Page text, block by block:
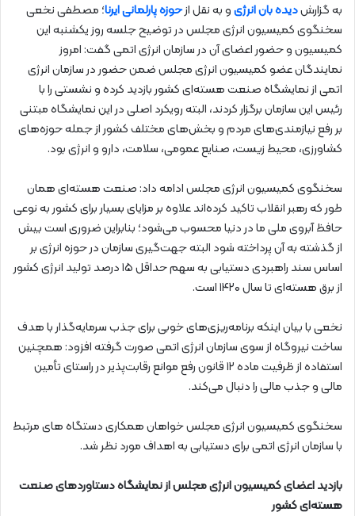
به گزارشدیده بان انرژیو به نقل ازحوزه پارلمانی ایرنا؛ مصطفی نخعی
سخنگوی کمیسیون انرژی مجلس در توضیح جلسه روز یکشنبه این
کمیسیون و حضور اعضای آن در سازمان انرژی اتمی گفت: امروز
نمایندگان عضو کمیسیون انرژی مجلس ضمن حضور در سازمان انرژی
اتمی از نمایشگاه صنعت هسته‌ای کشور بازدید کرده و نشستی را با
رئیس این سازمان برگزار کردند، البته رویکرد اصلی در این نمایشگاه مبتنی
بر رفع نیازمندی‌های مردم و بخش‌های مختلف کشور از جمله حوزه‌های
کشاورزی، محیط زیست، صنایع عمومی، سلامت، دارو و انرژی بود.
سخنگوی کمیسیون انرژی مجلس ادامه داد: صنعت هسته‌ای همان
طور که رهبر انقلاب تاکید کرده‌اند علاوه بر مزایای بسیار برای کشور به نوعی
حافظ آبروی ملی ما در دنیا محسوب می‌شود؛ بنابراین ضروری است بیش
از گذشته به آن پرداخته شود البته جهت‌گیری سازمان در حوزه انرژی بر
اساس سند راهبردی دستیابی به سهم حداقل ۱۵ درصد تولید انرژی کشور
از برق هسته‌ای تا سال ۱۴۲۰ است.
نخعی با بیان اینکه برنامه‌ریزی‌های خوبی برای جذب سرمایه‌گذار با هدف
ساخت نیروگاه از سوی سازمان انرژی اتمی صورت گرفته افزود: همچنین
استفاده از ظرفیت ماده ۱۲ قانون رفع موانع رقابت‌پذیر در راستای تأمین
مالی و جذب مالی را دنبال می‌کند.
سخنگوی کمیسیون انرژی مجلس خواهان همکاری دستگاه ‌های مرتبط
با سازمان انرژی اتمی برای دستیابی به اهداف مورد نظر شد.
بازدید اعضای کمیسیون انرژی مجلس از نمایشگاه دستاوردهای صنعت
هسته‌ای کشور